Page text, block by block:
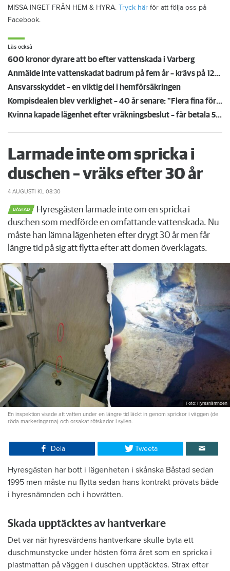
MISSA INGET FRÅN HEM & HYRA. Tryck här för att följa oss på
Facebook.
Läs också
600 kronor dyrare att bo efter vattenskada i Varberg
Anmälde inte vattenskadat badrum på fem år – krävs på 125 000 kronor
Ansvarsskyddet – en viktig del i hemförsäkringen
Kompisdealen blev verklighet – 40 år senare: "Flera fina fördelar med att dela bostad"
Kvinna kapade lägenhet efter vräkningsbeslut – får betala 50 000
Larmade inte om spricka i
duschen – vräks efter 30 år
4 AUGUSTI KL 08:30
BÅSTAD
Hyresgästen larmade inte om en spricka i
duschen som medförde en omfattande vattenskada. Nu
måste han lämna lägenheten efter drygt 30 år men får
längre tid på sig att flytta efter att domen överklagats.
Foto: Hyresnämnden
En inspektion visade att vatten under en längre tid läckt in genom sprickor i väggen (de
röda markeringarna) och orsakat rötskador i syllen.
Dela Tweeta
Hyresgästen har bott i lägenheten i skånska Båstad sedan
1995 men måste nu flytta sedan hans kontrakt prövats både
i hyresnämnden och i hovrätten.
Skada upptäcktes av hantverkare
Det var när hyresvärdens hantverkare skulle byta ett
duschmunstycke under hösten förra året som en spricka i
plastmattan på väggen i duschen upptäcktes. Strax efter